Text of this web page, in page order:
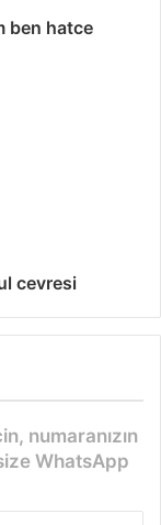
ben hatce
cevresi
numaranızın
WhatsApp